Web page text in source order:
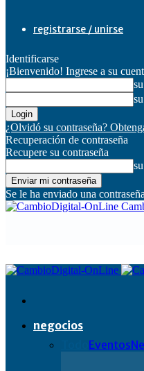
registrarse / unirse
Identificarse
¡Bienvenido! Ingrese a su
¿Olvidó su contraseña?
Recuperación de contraseña
Recupere su contraseña
Se le ha enviado una
negocios
Eventos